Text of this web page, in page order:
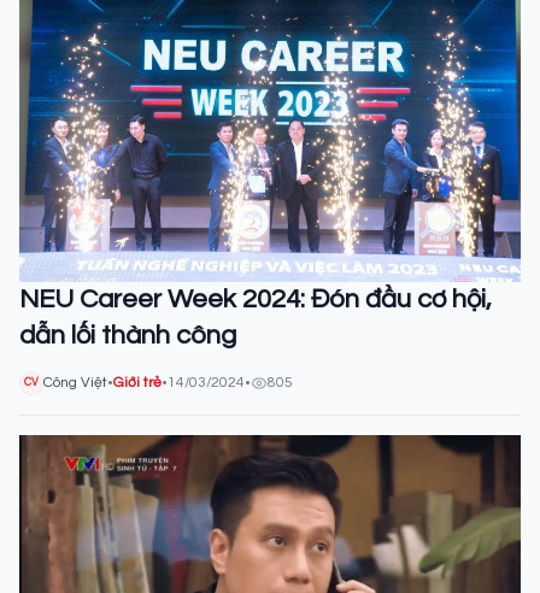
NEU Career Week 2024: Đón đầu cơ hội,
dẫn lối thành công
CV Công Việt•Giới trẻ•14/03/2024• 805